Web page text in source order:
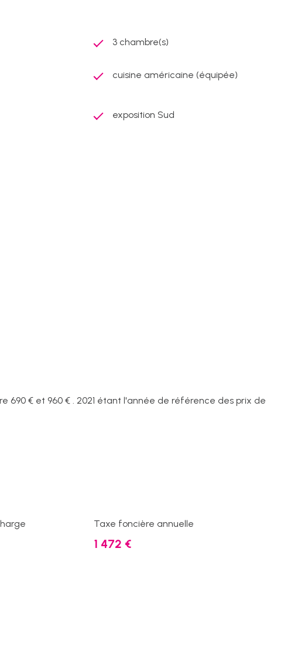
3 chambre(s)
cuisine américaine (équipée)
exposition Sud
€ et 960 € . 2021 étant l'année de référence des prix de
Taxe foncière annuelle
1 472 €